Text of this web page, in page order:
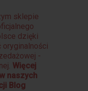
sklepie
dzięki
-
Więcej
naszych
Blog